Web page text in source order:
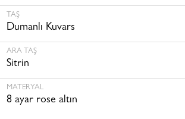
TAŞ
Dumanlı Kuvars
ARA TAŞ
Sitrin
MATERYAL
8 ayar rose altın